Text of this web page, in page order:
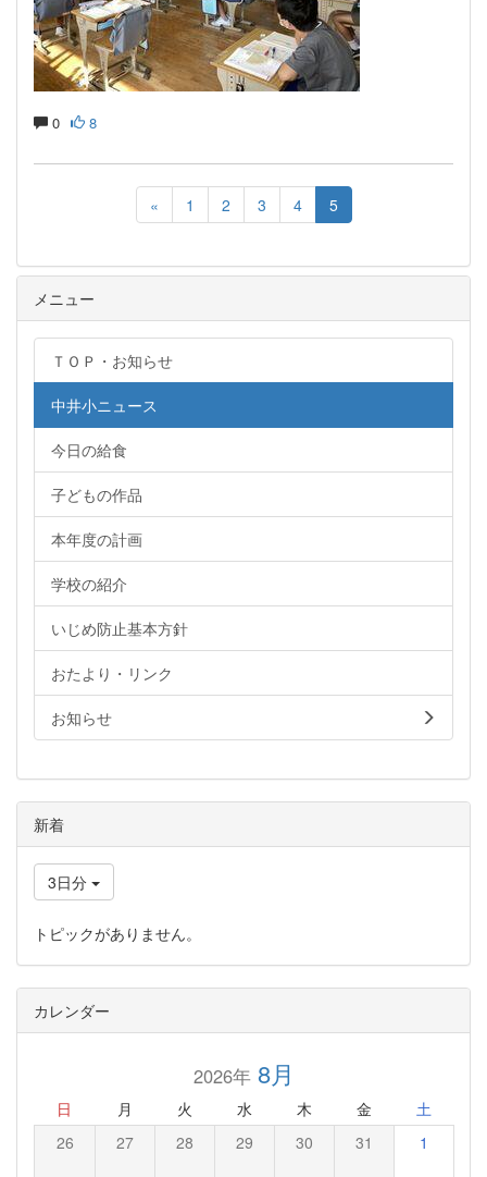
0 8
« 1 2 3 4 5
メニュー
ＴＯＰ・お知らせ
中井小ニュース
今日の給食
子どもの作品
本年度の計画
学校の紹介
いじめ防止基本方針
おたより・リンク
お知らせ
新着
3日分
トピックがありません。
カレンダー
2026年8月
日 月 火 水 木 金 土
26 27 28 29 30 31 1